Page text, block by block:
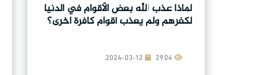
لماذا عذب الله بعض الأقوام في الدنيا
لكفرهم ولم يعذب أقوام كافرة اخرى؟
2024-03-12